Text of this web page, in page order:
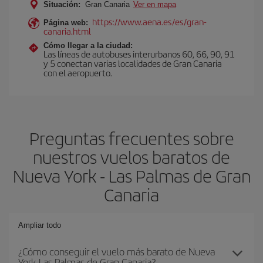
Situación: Gran Canaria Ver en mapa
Página web: https://www.aena.es/es/gran-
canaria.html
Cómo llegar a la ciudad:
Las líneas de autobuses interurbanos 60, 66, 90, 91
y 5 conectan varias localidades de Gran Canaria
con el aeropuerto.
Preguntas frecuentes sobre
nuestros vuelos baratos de
Nueva York - Las Palmas de Gran
Canaria
Ampliar todo
¿Cómo conseguir el vuelo más barato de Nueva